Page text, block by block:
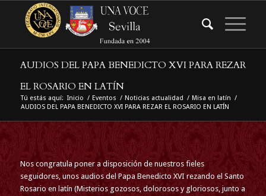
AUDIOS DEL PAPA BENEDICTO XVI PARA REZAR
EL ROSARIO EN LATÍN
Tú estás aquí: Inicio / Eventos / Noticias actualidad / Misa en latín /
AUDIOS DEL PAPA BENEDICTO XVI PARA REZAR EL ROSARIO EN LATÍN
Nos congratula poner a disposición de nuestros fieles
seguidores, unos audios del Papa Benedicto XVI rezando el Santo
Rosario en latín (Misterios gozosos, dolorosos y gloriosos, junto a